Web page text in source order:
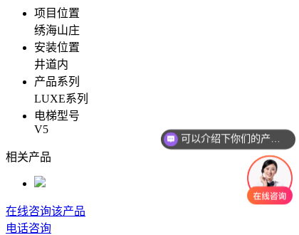
项目位置
绣海山庄
安装位置
井道内
产品系列
LUXE系列
电梯型号
V5
相关产品
在线咨询该产品
电话咨询
可以介绍下你们的产品么